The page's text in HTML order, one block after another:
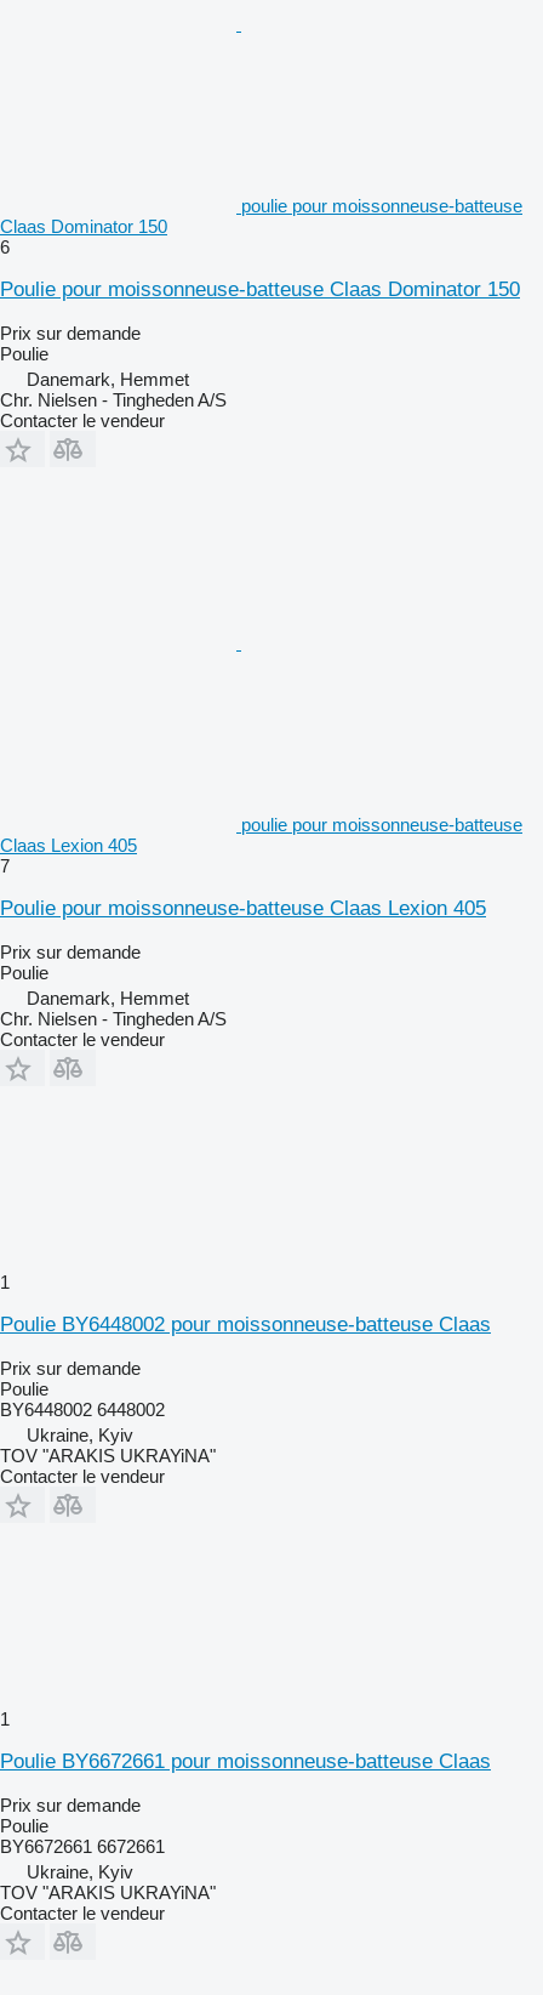
poulie pour moissonneuse-batteuse
Claas Dominator 150
6
Poulie pour moissonneuse-batteuse Claas Dominator 150
Prix sur demande
Poulie
Danemark, Hemmet
Chr. Nielsen - Tingheden A/S
Contacter le vendeur
poulie pour moissonneuse-batteuse
Claas Lexion 405
7
Poulie pour moissonneuse-batteuse Claas Lexion 405
Prix sur demande
Poulie
Danemark, Hemmet
Chr. Nielsen - Tingheden A/S
Contacter le vendeur
1
Poulie BY6448002 pour moissonneuse-batteuse Claas
Prix sur demande
Poulie
BY6448002 6448002
Ukraine, Kyiv
TOV "ARAKIS UKRAYiNA"
Contacter le vendeur
1
Poulie BY6672661 pour moissonneuse-batteuse Claas
Prix sur demande
Poulie
BY6672661 6672661
Ukraine, Kyiv
TOV "ARAKIS UKRAYiNA"
Contacter le vendeur